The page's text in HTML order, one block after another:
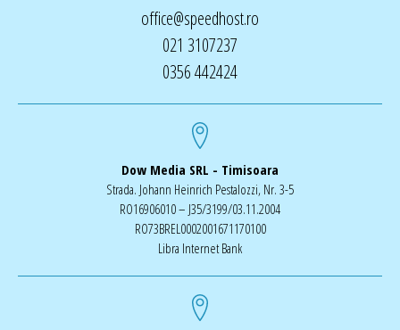
office@speedhost.ro
021 3107237
0356 442424
Dow Media SRL - Timisoara
Strada. Johann Heinrich Pestalozzi, Nr. 3-5
RO16906010 – J35/3199/03.11.2004
RO73BREL0002001671170100
Libra Internet Bank